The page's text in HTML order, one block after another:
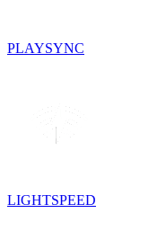
PLAYSYNC
LIGHTSPEED